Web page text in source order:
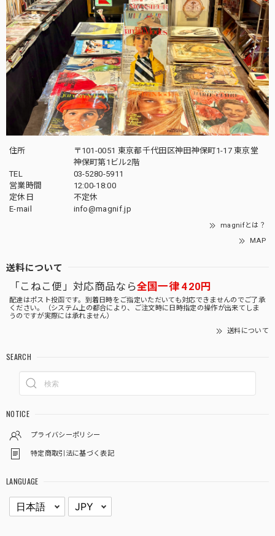
住所
〒101-0051 東京都千代田区神田神保町1-17 東京堂
神保町第1ビル2階
TEL
03-5280-5911
営業時間
12:00-18:00
定休日
不定休
E-mail
info@magnif.jp
magnifとは？
MAP
送料について
「こねこ便」対応商品なら全国一律 420円
配達はポスト投函です。到着日時をご指定いただいても対応できませんのでご了承
ください。（システム上の都合により、ご注文時に日時指定の操作が出来てしま
うのですが実際には承れません）
送料について
SEARCH
NOTICE
プライバシーポリシー
特定商取引法に基づく表記
LANGUAGE